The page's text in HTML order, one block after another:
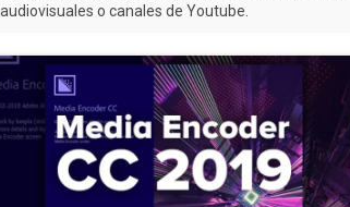
audiovisuales o canales de Youtube.